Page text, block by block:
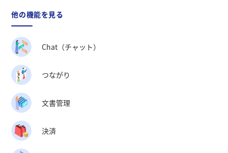
他の機能を見る
Chat（チャット）
つながり
文書管理
決済